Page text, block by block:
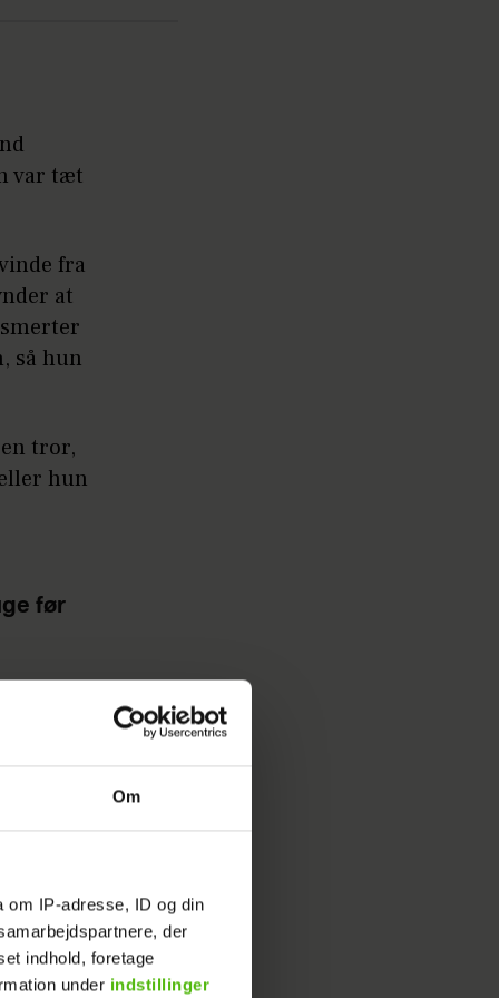
Om
IP-adresse, ID og din
der
indhold, foretage
under indstillinger
var tæt
fra
at
så hun
tror,
hun
før
tilbage,